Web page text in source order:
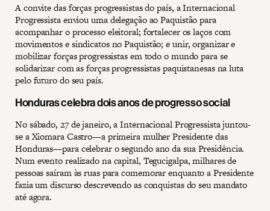
A convite das forças progressistas do país, a Internacional
Progressista enviou uma delegação ao Paquistão para
acompanhar o processo eleitoral; fortalecer os laços com
movimentos e sindicatos no Paquistão; e unir, organizar e
mobilizar forças progressistas em todo o mundo para se
solidarizar com as forças progressistas paquistanesas na luta
pelo futuro do seu país.
Honduras celebra dois anos de progresso social
No sábado, 27 de janeiro, a Internacional Progressista juntou-
se a Xiomara Castro—a primeira mulher Presidente das
Honduras—para celebrar o segundo ano da sua Presidência.
Num evento realizado na capital, Tegucigalpa, milhares de
pessoas saíram às ruas para comemorar enquanto a Presidente
fazia um discurso descrevendo as conquistas do seu mandato
até agora.